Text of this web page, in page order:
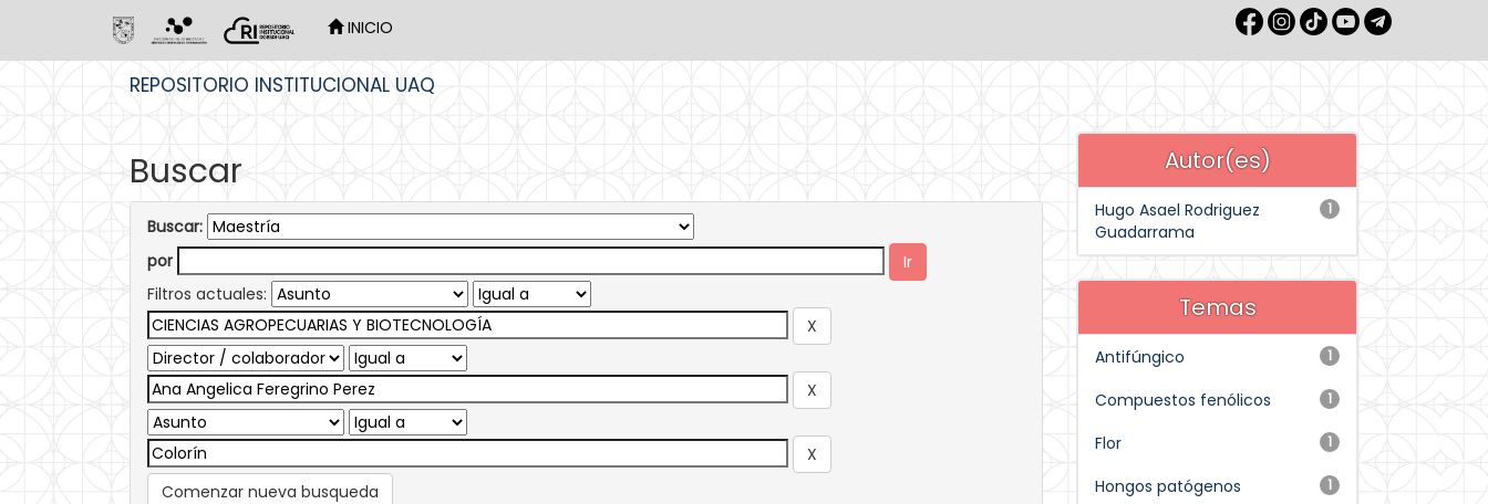
INICIO
REPOSITORIO INSTITUCIONAL UAQ
Buscar
Buscar:
por
Filtros actuales:
Comenzar nueva busqueda
Autor(es)
1
Hugo Asael Rodriguez
Guadarrama
Temas
1
Antifúngico
1
Compuestos fenólicos
1
Flor
1
Hongos patógenos